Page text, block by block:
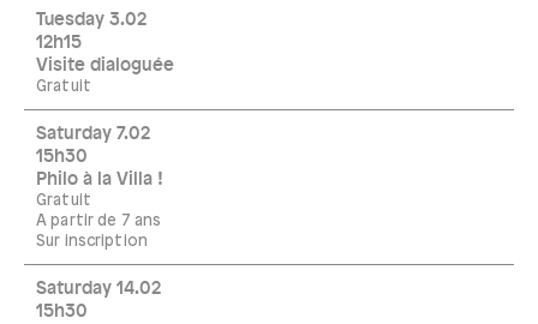
Tuesday 3.02
12h15
Visite dialoguée
Gratuit
Saturday 7.02
15h30
Philo à la Villa !
Gratuit
A partir de 7 ans
Sur inscription
Saturday 14.02
15h30